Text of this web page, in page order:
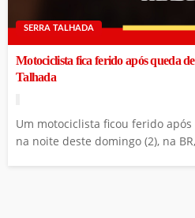
SERRA TALHADA
Motociclista fica ferido após queda
Talhada
Um motociclista ficou ferido
na noite deste domingo (2), na